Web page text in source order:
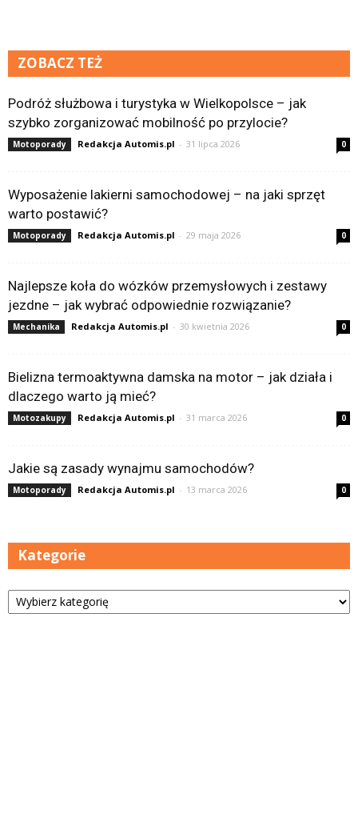
ZOBACZ TEŻ
Podróż służbowa i turystyka w Wielkopolsce – jak
szybko zorganizować mobilność po przylocie?
Motoporady Redakcja Automis.pl - 31 lipca 2026 0
Wyposażenie lakierni samochodowej – na jaki sprzęt
warto postawić?
Motoporady Redakcja Automis.pl - 29 maja 2026 0
Najlepsze koła do wózków przemysłowych i zestawy
jezdne – jak wybrać odpowiednie rozwiązanie?
Mechanika Redakcja Automis.pl - 30 kwietnia 2026 0
Bielizna termoaktywna damska na motor – jak działa i
dlaczego warto ją mieć?
Motozakupy Redakcja Automis.pl - 31 marca 2026 0
Jakie są zasady wynajmu samochodów?
Motoporady Redakcja Automis.pl - 13 marca 2026 0
Kategorie
Kategorie